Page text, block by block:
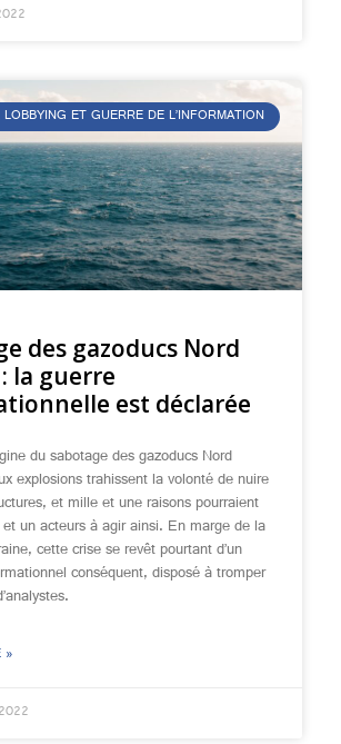
ET GUERRE DE L’INFORMATION
des gazoducs Nord
la guerre
est déclarée
du sabotage des gazoducs Nord
explosions trahissent la volonté de nuire
et mille et une raisons pourraient
un acteurs à agir ainsi. En marge de la
cette crise se revêt pourtant d’un
conséquent, disposé à tromper
»